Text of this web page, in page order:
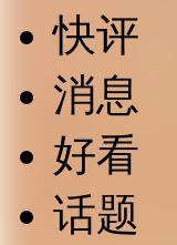
快评
消息
好看
话题